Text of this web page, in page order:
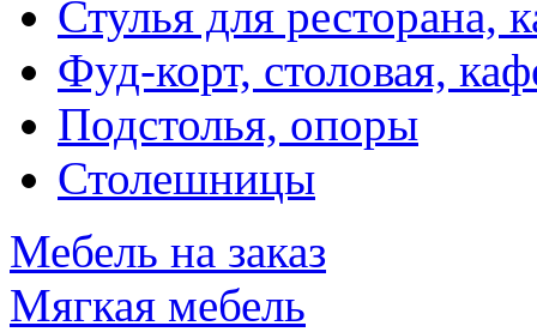
Стулья для ресторана,
Фуд-корт, столовая,
Подстолья, опоры
Столешницы
Мебель на заказ
Мягкая мебель